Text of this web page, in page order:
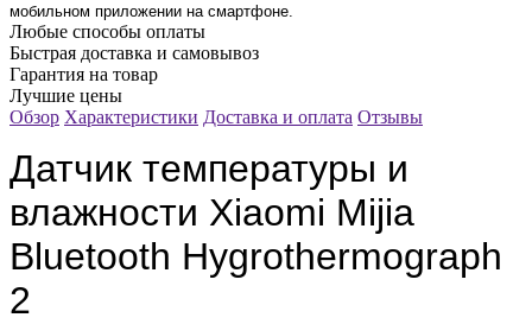
мобильном приложении на смартфоне.
Любые способы оплаты
Быстрая доставка и самовывоз
Гарантия на товар
Лучшие цены
Обзор Характеристики Доставка и оплата Отзывы
Датчик температуры и
влажности Xiaomi Mijia
Bluetooth Hygrothermograph
2